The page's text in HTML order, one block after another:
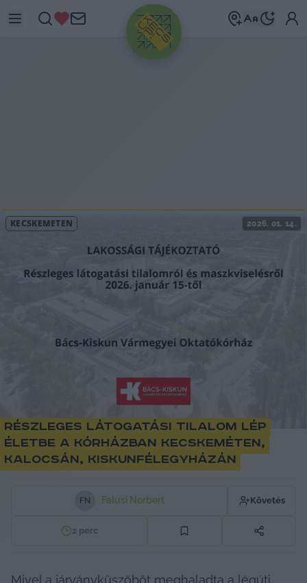
HIRDETÉS
KECSKEMÉTEN 2026. 01. 14.
Részleges látogatási tilalom lép
életbe a kórházban Kecskeméten,
Kalocsán, Kiskunfélegyházán
FN Falusi Norbert Követés
2perc
Mivel a járványküszöböt meghaladta a légúti